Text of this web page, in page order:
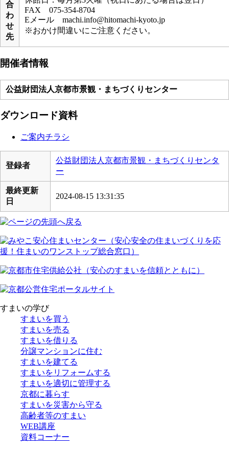
合
わ
せ
先
FAX 075-354-8704
Eメール machi.info@hitomachi-kyoto.jp
※おかけ間違いにご注意ください。
開催者情報
公益財団法人京都市景観・まちづくりセンター
ダウンロード資料
ご案内チラシ
登録者
公益財団法人京都市景観・まちづくりセンタ
ー
最終更新
日
2024-08-15 13:31:35
すまいの学び
すまいを買う
すまいを売る
すまいを借りる
分譲マンションに住む
すまいを建てる
すまいをリフォームする
すまいを適切に管理する
京都に暮らす
すまいを災害から守る
高齢者等のすまい
WEB講座
資料コーナー